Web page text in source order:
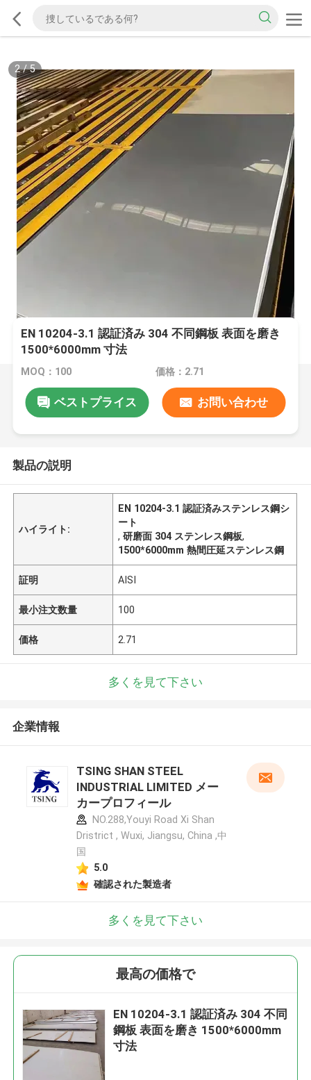
2/5
EN 10204-3.1 認証済み 304 不同鋼板 表面を磨き
1500*6000mm 寸法
MOQ：100 価格：2.71
ベストプライス お問い合わせ
製品の説明
ハイライト:
EN 10204-3.1 認証済みステンレス鋼シ
ート
,研磨面 304 ステンレス鋼板,
1500*6000mm 熱間圧延ステンレス鋼
証明 AISI
最小注文数量 100
価格 2.71
多くを見て下さい
企業情報
TSING SHAN STEEL
INDUSTRIAL LIMITED メー
カープロフィール
NO.288,Youyi Road Xi Shan
Dristrict , Wuxi, Jiangsu, China ,中
国
5.0
確認された製造者
多くを見て下さい
最高の価格で
EN 10204-3.1 認証済み 304 不同
鋼板 表面を磨き 1500*6000mm
寸法